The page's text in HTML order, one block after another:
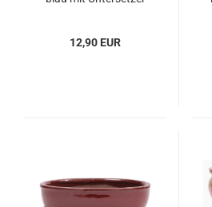
12,90 EUR